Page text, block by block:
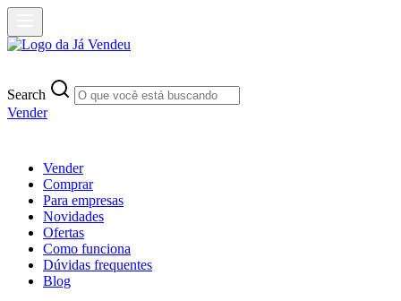
Search
Vender
Vender
Comprar
Para empresas
Novidades
Ofertas
Como funciona
Dúvidas frequentes
Blog